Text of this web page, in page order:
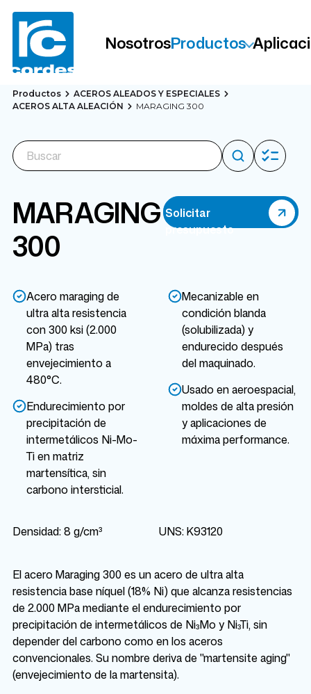
NosotrosProductos
Productos
ACEROS ALEADOS Y ESPECIALES
ACEROS ALTA ALEACIÓN
MARAGING 300
MARAGING
300
Acero maraging de
ultra alta resistencia
con 300 ksi (2.000
MPa) tras
envejecimiento a
480°C.
Endurecimiento por
precipitación de
intermetálicos Ni-Mo-
Ti en matriz
martensítica, sin
carbono intersticial.
Mecanizable en
condición blanda
(solubilizada) y
endurecido después
del maquinado.
Usado en aeroespacial,
moldes de alta presión
y aplicaciones de
máxima performance.
Densidad: 8 g/cm³ UNS: K93120
Solicitar
presupuesto
El acero Maraging 300 es un acero de ultra alta
resistencia base níquel (18% Ni) que alcanza resistencias
de 2.000 MPa mediante el endurecimiento por
precipitación de intermetálicos de Ni₃Mo y Ni₃Ti, sin
depender del carbono como en los aceros
convencionales. Su nombre deriva de "martensite aging"
(envejecimiento de la martensita).